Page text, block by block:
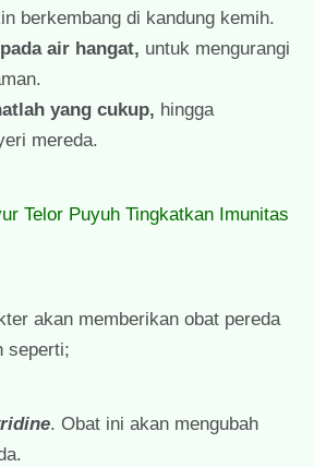
berkembang di kandung kemih.
air hangat, untuk mengurangi
yang cukup, hingga
mereda.
Telor Puyuh Tingkatkan Imunitas
akan memberikan obat pereda
seperti;
. Obat ini akan mengubah